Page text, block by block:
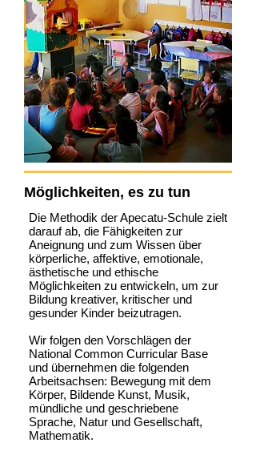
Möglichkeiten, es zu tun
Die Methodik der Apecatu-Schule zielt
darauf ab, die Fähigkeiten zur
Aneignung und zum Wissen über
körperliche, affektive, emotionale,
ästhetische und ethische
Möglichkeiten zu entwickeln, um zur
Bildung kreativer, kritischer und
gesunder Kinder beizutragen.
Wir folgen den Vorschlägen der
National Common Curricular Base
und übernehmen die folgenden
Arbeitsachsen: Bewegung mit dem
Körper, Bildende Kunst, Musik,
mündliche und geschriebene
Sprache, Natur und Gesellschaft,
Mathematik.